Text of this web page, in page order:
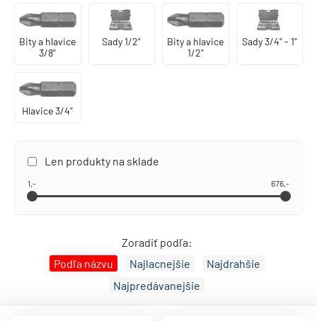
Dodacie podmienky
Kontakt
Bity a hlavice
3/8"
Sady 1/2"
Bity a hlavice
1/2"
Sady 3/4" - 1"
Hlavice 3/4"
Len produkty na sklade
1,- 676,-
Zoradiť podľa:
Podľa názvu
Najlacnejšie
Najdrahšie
Najpredávanejšie